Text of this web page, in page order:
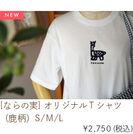
[ならの実] オリジナルＴシャツ
（鹿柄）S/M/L
¥2,750 (税込)